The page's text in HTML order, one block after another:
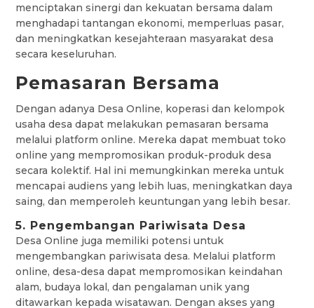
menciptakan sinergi dan kekuatan bersama dalam
menghadapi tantangan ekonomi, memperluas pasar,
dan meningkatkan kesejahteraan masyarakat desa
secara keseluruhan.
Pemasaran Bersama
Dengan adanya Desa Online, koperasi dan kelompok
usaha desa dapat melakukan pemasaran bersama
melalui platform online. Mereka dapat membuat toko
online yang mempromosikan produk-produk desa
secara kolektif. Hal ini memungkinkan mereka untuk
mencapai audiens yang lebih luas, meningkatkan daya
saing, dan memperoleh keuntungan yang lebih besar.
5. Pengembangan Pariwisata Desa
Desa Online juga memiliki potensi untuk
mengembangkan pariwisata desa. Melalui platform
online, desa-desa dapat mempromosikan keindahan
alam, budaya lokal, dan pengalaman unik yang
ditawarkan kepada wisatawan. Dengan akses yang